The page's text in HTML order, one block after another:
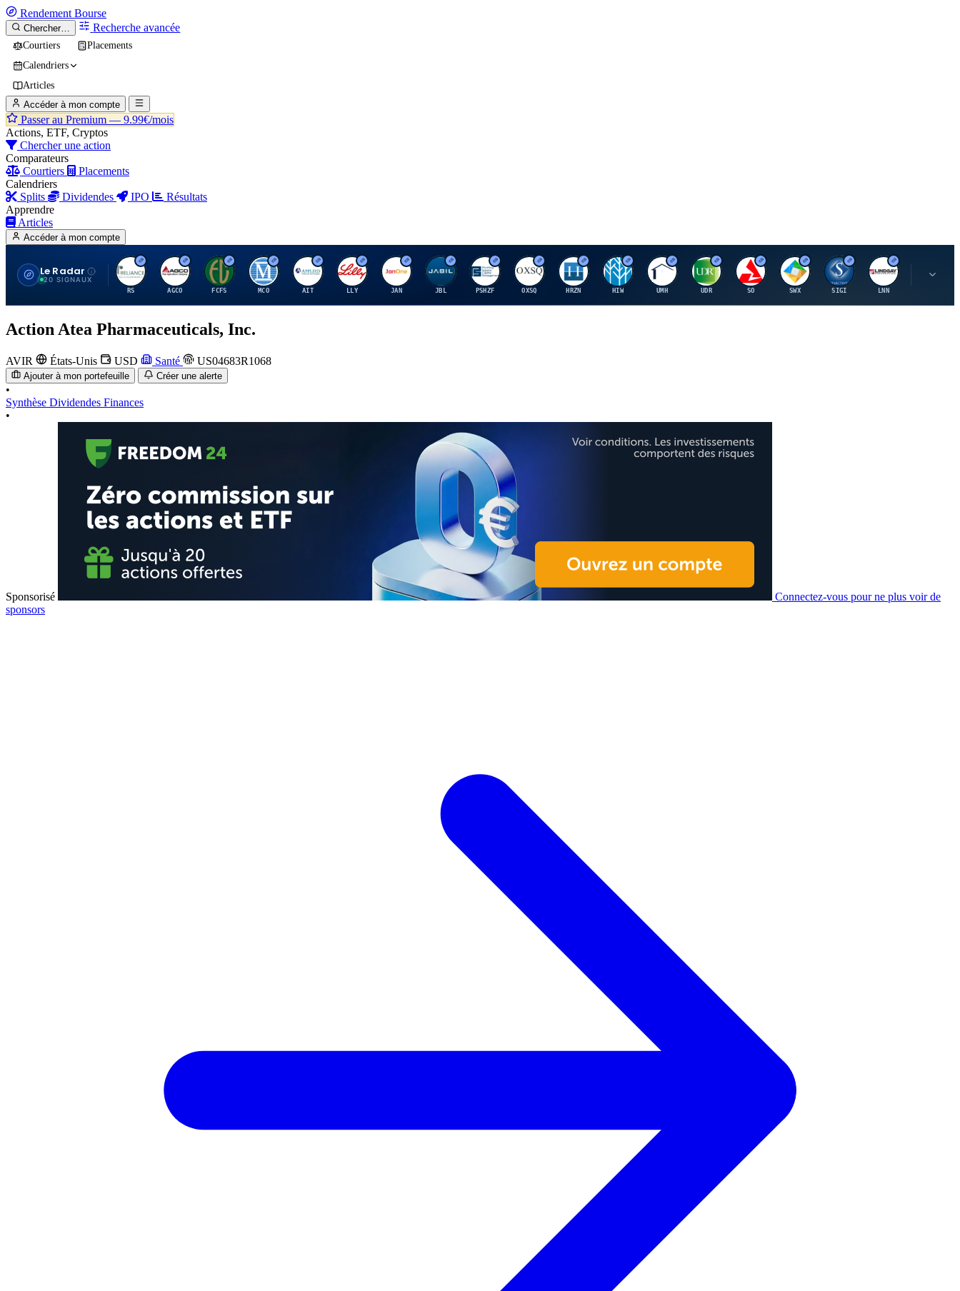
Rendement Bourse
Chercher… Recherche avancée
Courtiers
Placements
Calendriers
Articles
Accéder à mon compte
Passer au Premium — 9.99€/mois
Actions, ETF, Cryptos
Chercher une action
Comparateurs
Courtiers
Placements
Calendriers
Splits
Dividendes IPO
Résultats
Apprendre
Articles
Accéder à mon compte
Le Radar
20 SIGNAUX
R
RS
A
AGCO
F
FCFS
M
MCO
A
AIT
E
LLY
J
JAN
J
JBL
P
PSHZF
O
OXSQ
H
HRZN
H
HIW
U
UMH
U
UDR
S
SO
S
SWX
S
SIGI
L
LNN
R
Action Atea Pharmaceuticals, Inc.
AVIR États-Unis USD Santé US04683R1068
Ajouter à mon portefeuille Créer une alerte
•
Synthèse Dividendes Finances
•
Sponsorisé
Connectez-vous pour ne plus voir de
sponsors